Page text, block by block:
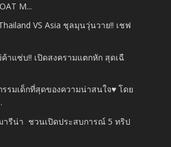
M...
VS Asia ชุลมุนวุ่นวาย!! เชฟ
าแซ่บ!! เปิดสงครามแตกหัก สุดเฉื
รมเด็กที่สุดของความน่าสนใจ♥ โดย
มารีน่า ชวนเปิดประสบการณ์ 5 ทริป